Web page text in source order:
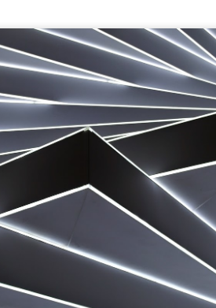
November 2023porWagner Reis
Cross Stitch Fácil Gráfico grátis Natal
Adicionar um comentário
em Ponto Cruz
Como vocês estão?
que
eu fiz com